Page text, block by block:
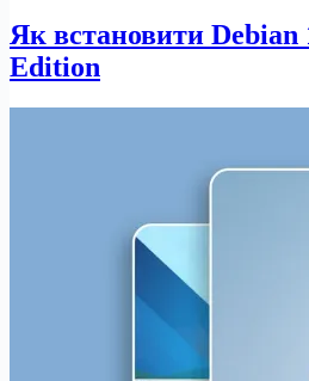
Як встановити Debian
Edition